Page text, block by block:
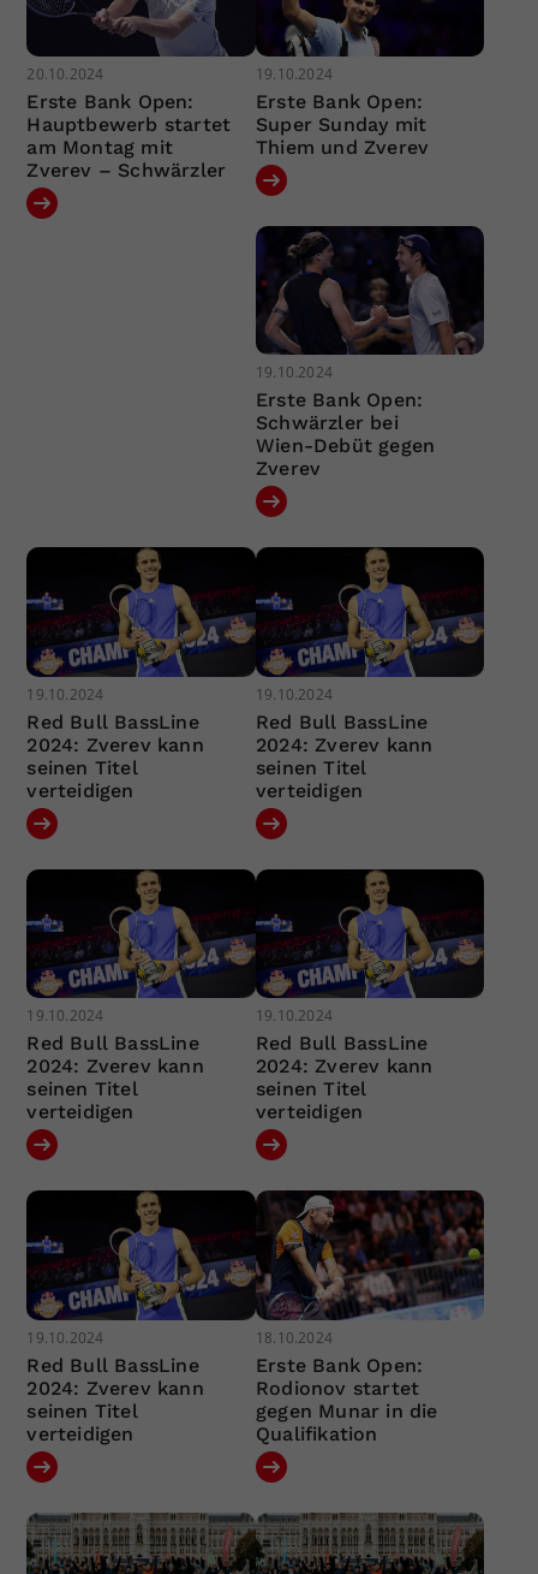
20.10.2024
Erste Bank Open:
Hauptbewerb startet
am Montag mit
Zverev – Schwärzler
19.10.2024
Erste Bank Open:
Super Sunday mit
Thiem und Zverev
19.10.2024
Erste Bank Open:
Schwärzler bei
Wien-Debüt gegen
Zverev
19.10.2024
Red Bull BassLine
2024: Zverev kann
seinen Titel
verteidigen
19.10.2024
Red Bull BassLine
2024: Zverev kann
seinen Titel
verteidigen
19.10.2024
Red Bull BassLine
2024: Zverev kann
seinen Titel
verteidigen
19.10.2024
Red Bull BassLine
2024: Zverev kann
seinen Titel
verteidigen
19.10.2024
Red Bull BassLine
2024: Zverev kann
seinen Titel
verteidigen
18.10.2024
Erste Bank Open:
Rodionov startet
gegen Munar in die
Qualifikation